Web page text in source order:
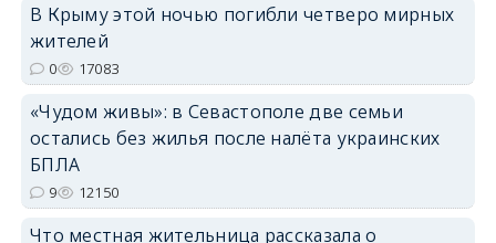
В Крыму этой ночью погибли четверо мирных
жителей
0 17083
«Чудом живы»: в Севастополе две семьи
остались без жилья после налёта украинских
БПЛА
9 12150
Что местная жительница рассказала о